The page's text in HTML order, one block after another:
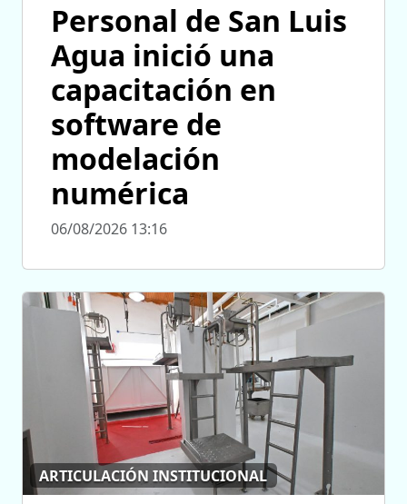
Personal de San Luis
Agua inició una
capacitación en
software de
modelación
numérica
06/08/2026 13:16
ARTICULACIÓN INSTITUCIONAL